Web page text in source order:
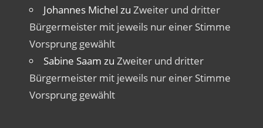
Johannes Michel zu Zweiter und dritter
Bürgermeister mit jeweils nur einer Stimme
Vorsprung gewählt
Sabine Saam zu Zweiter und dritter
Bürgermeister mit jeweils nur einer Stimme
Vorsprung gewählt